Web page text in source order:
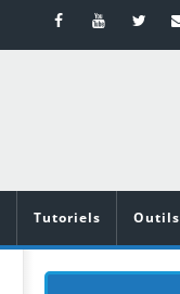
Tutoriels Outils